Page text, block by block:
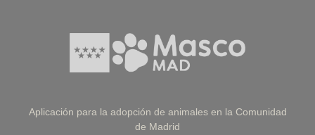
Aplicación para la adopción de animales en la Comunidad
de Madrid